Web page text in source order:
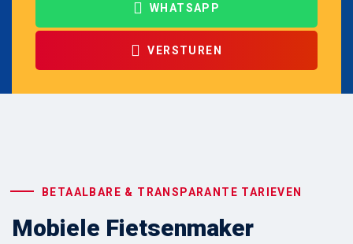
WHATSAPP
VERSTUREN
BETAALBARE & TRANSPARANTE TARIEVEN
Mobiele Fietsenmaker